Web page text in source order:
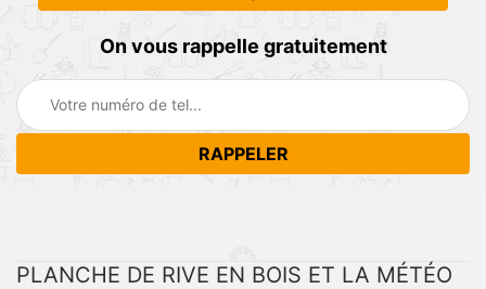
On vous rappelle gratuitement
PLANCHE DE RIVE EN BOIS ET LA MÉTÉO